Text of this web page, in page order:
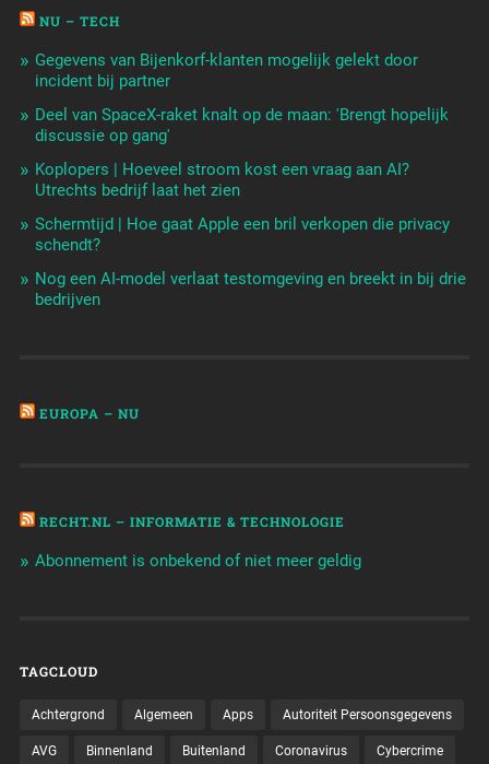
NU – TECH
Gegevens van Bijenkorf-klanten mogelijk gelekt door
incident bij partner
Deel van SpaceX-raket knalt op de maan: 'Brengt hopelijk
discussie op gang'
Koplopers | Hoeveel stroom kost een vraag aan AI?
Utrechts bedrijf laat het zien
Schermtijd | Hoe gaat Apple een bril verkopen die privacy
schendt?
Nog een AI-model verlaat testomgeving en breekt in bij drie
bedrijven
EUROPA – NU
RECHT.NL – INFORMATIE & TECHNOLOGIE
Abonnement is onbekend of niet meer geldig
TAGCLOUD
Achtergrond Algemeen Apps Autoriteit Persoonsgegevens
AVG Binnenland Buitenland Coronavirus Cybercrime